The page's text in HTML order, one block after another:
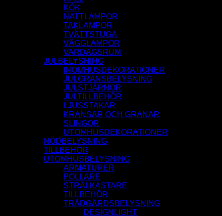
KÖK
NATTLAMPOR
TAKLAMPOR
TVÄTTSTUGA
VÄGGLAMPOR
VARDAGSRUM
JULBELYSNING
INOMHUSDEKORATIONER
JULGRANSBELYSNING
JULSTJÄRNOR
JULTILLBEHÖR
LJUSSTAKAR
KRANSAR OCH GRANAR
SLINGOR
UTOMHUSDEKORATIONER
NÖDBELYSNING
TILLBEHÖR
UTOMHUSBELYSNING
ARMATURER
POLLARE
STRÅLKASTARE
TILLBEHÖR
TRÄDGÅRDSBELYSNING
DESIGNLIGHT